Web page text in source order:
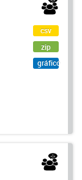
csv
zip
gráfico